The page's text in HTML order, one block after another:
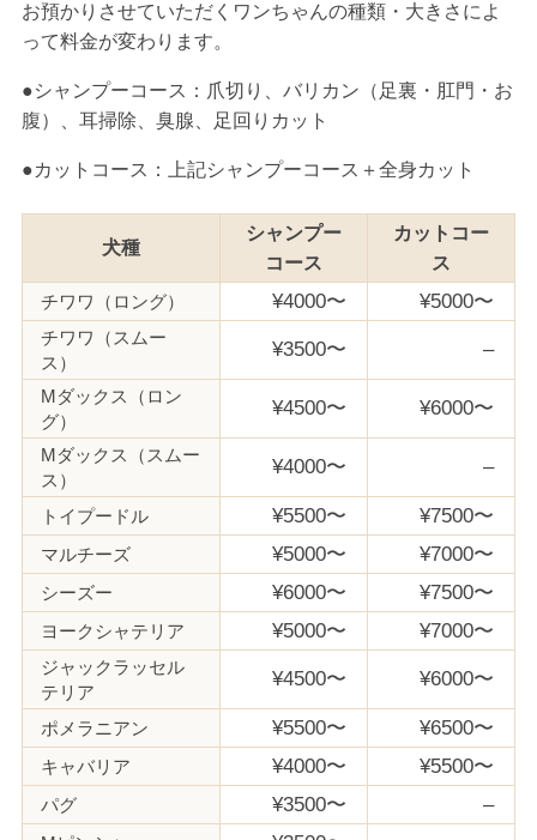
お預かりさせていただくワンちゃんの種類・大きさによ
って料金が変わります。
●シャンプーコース：爪切り、バリカン（足裏・肛門・お
腹）、耳掃除、臭腺、足回りカット
●カットコース：上記シャンプーコース＋全身カット
犬種
シャンプー
コース
カットコー
ス
チワワ（ロング）
¥4000〜 ¥5000〜
チワワ（スムー
ス）
¥3500〜 –
Mダックス（ロン
グ）
¥4500〜 ¥6000〜
Mダックス（スムー
ス）
¥4000〜 –
トイプードル ¥5500〜 ¥7500〜
マルチーズ ¥5000〜 ¥7000〜
シーズー ¥6000〜 ¥7500〜
ヨークシャテリア ¥5000〜 ¥7000〜
ジャックラッセル
テリア
¥4500〜 ¥6000〜
ポメラニアン ¥5500〜 ¥6500〜
キャバリア ¥4000〜 ¥5500〜
パグ ¥3500〜 –